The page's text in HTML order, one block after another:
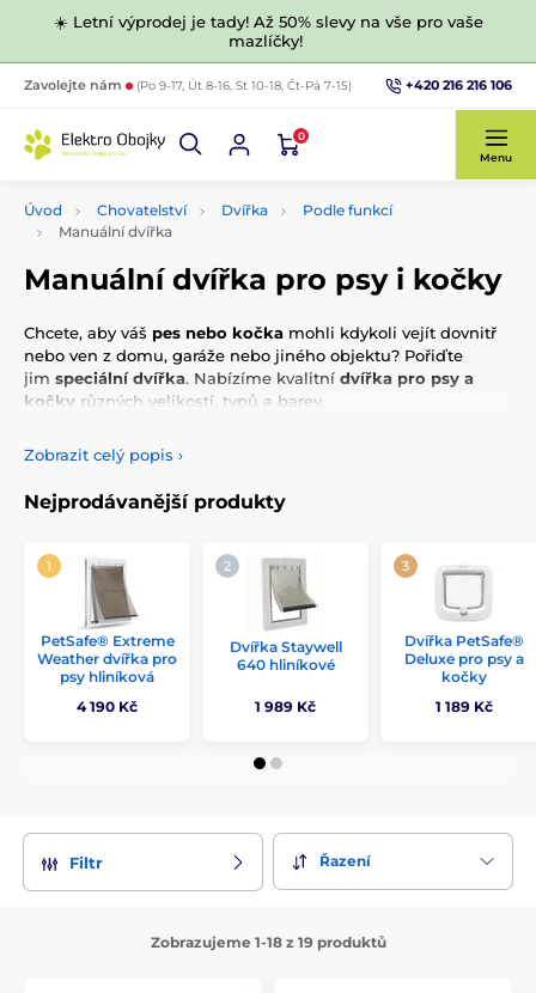
☀️ Letní výprodej je tady! Až 50% slevy na vše pro vaše
mazlíčky!
Zavolejte nám (Po 9-17, Út 8-16, St 10-18, Čt-Pá 7-15) +420 216 216 106
0
Menu
Úvod Chovatelství Dvířka
Podle funkcí
Manuální dvířka
Manuální dvířka pro psy i kočky
Chcete, aby váš pes nebo kočka mohli kdykoli vejít dovnitř
nebo ven z domu, garáže nebo jiného objektu? Pořiďte
jim speciální dvířka. Nabízíme kvalitní dvířka pro psy a
kočky různých velikostí, typů a barev.
Zobrazit celý popis ›
Nejprodávanější produkty
PetSafe® Extreme
Weather dvířka pro
psy hliníková
4 190 Kč
Dvířka Staywell
640 hliníkové
1 989 Kč
Dvířka PetSafe®
Deluxe pro psy a
kočky
1 189 Kč
Filtr Řazení
Zobrazujeme 1-18 z 19 produktů